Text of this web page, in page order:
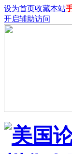
设为首页收藏本站
开启辅助访问